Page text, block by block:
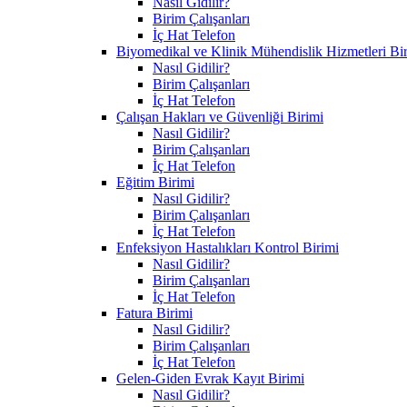
Birim Çalışanları
İç Hat Telefon
Biyomedikal ve Klinik Mühendislik Hizmetleri
Nasıl Gidilir?
Birim Çalışanları
İç Hat Telefon
Çalışan Hakları ve Güvenliği Birimi
Nasıl Gidilir?
Birim Çalışanları
İç Hat Telefon
Eğitim Birimi
Nasıl Gidilir?
Birim Çalışanları
İç Hat Telefon
Enfeksiyon Hastalıkları Kontrol Birimi
Nasıl Gidilir?
Birim Çalışanları
İç Hat Telefon
Fatura Birimi
Nasıl Gidilir?
Birim Çalışanları
İç Hat Telefon
Gelen-Giden Evrak Kayıt Birimi
Nasıl Gidilir?